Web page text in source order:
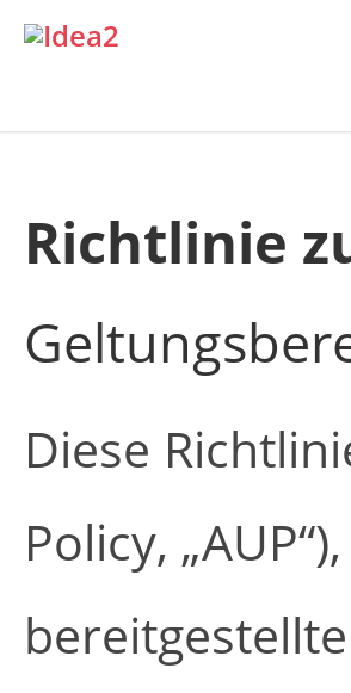
Richtlinie
Diese
Policy,